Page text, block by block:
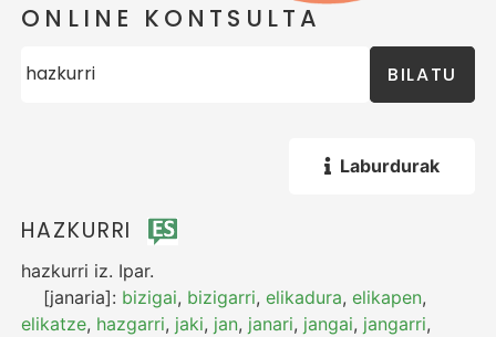
ONLINE KONTSULTA
BILATU
Laburdurak
HAZKURRI
hazkurri iz. Ipar.
[janaria]: bizigai, bizigarri,elikadura,elikapen,
elikatze, hazgarri, jaki, jan, janari, jangai, jangarri,